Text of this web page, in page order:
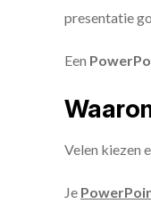
presentatie
Een
Velen kiezen
Je